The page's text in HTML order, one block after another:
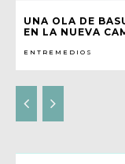
UNA OLA DE
EN LA NUEVA
ENTREMEDIOS